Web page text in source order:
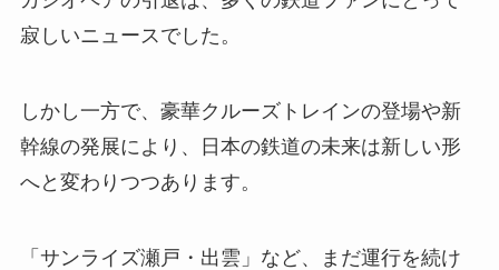
寂しいニュースでした。
しかし一方で、豪華クルーズトレインの登場や新
幹線の発展により、日本の鉄道の未来は新しい形
へと変わりつつあります。
「サンライズ瀬戸・出雲」など、まだ運行を続け